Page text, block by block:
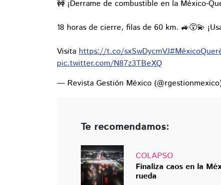
🚧 ¡Derrame de combustible en la México-
18 horas de cierre, filas de 60 km. 🚙😵‍💫
Visita https://t.co/sxSwDycmVJ
pic.twitter.com/N87z3TBeXQ
— Revista Gestión México
Te recomendamos:
COLAPSO
Finaliza caos en la
rueda